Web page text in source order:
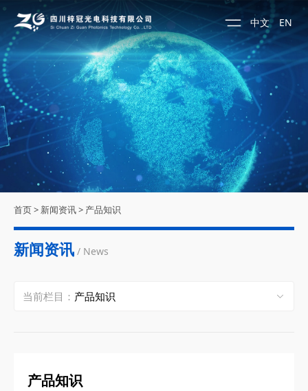
中文 EN
首页> 新闻资讯> 产品知识
新闻资讯 / News
当前栏目：
产品知识